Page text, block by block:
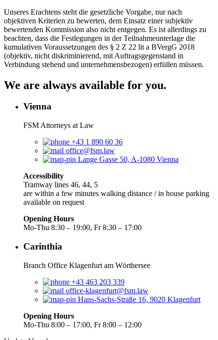
Unseres Erachtens steht die gesetzliche Vorgabe, nur nach
objektiven Kriterien zu bewerten, dem Einsatz einer subjektiv
bewertenden Kommission also nicht entgegen. Es ist allerdings zu
beachten, dass die Festlegungen in der Teilnahmeunterlage die
kumulativen Voraussetzungen des § 2 Z 22 lit a BVergG 2018
(objektiv, nicht diskriminierend, mit Auftragsgegenstand in
Verbindung stehend und unternehmensbezogen) erfüllen müssen.
We are always available for you.
Vienna
FSM Attorneys at Law
+43 1 890 60 36
office@fsm.law
Lange Gasse 50, A-1080 Vienna
Accessibility
Tramway lines 46, 44, 5
are within a few minutes walking distance / in house parking
available on request
Opening Hours
Mo-Thu 8:30 – 19:00, Fr 8:30 – 17:00
Carinthia
Branch Office Klagenfurt am Wörthersee
+43 463 203 339
office-klagenfurt@fsm.law
Hans-Sachs-Straße 16, 9020 Klagenfurt
Opening Hours
Mo-Thu 8:00 – 17:00, Fr 8:00 – 12:00